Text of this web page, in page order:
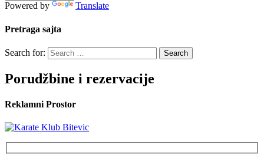
Powered by Translate
Pretraga sajta
Search for:
Porudžbine i rezervacije
Reklamni Prostor